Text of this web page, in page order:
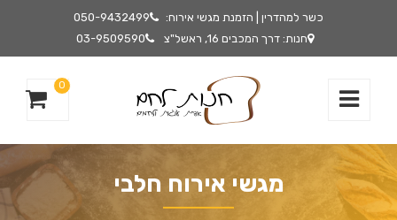
כשר למהדרין | הזמנת מגשי אירוח:
050-9432499
חנות: דרך המכבים 16, ראשל"צ
03-9509590
0
מגשי אירוח חלבי